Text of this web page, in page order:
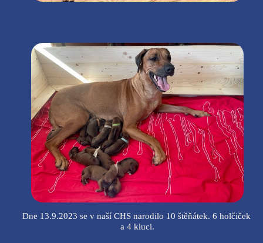
Dne 13.9.2023 se v naší CHS narodilo 10 štěňátek. 6 holčiček
a 4 kluci.